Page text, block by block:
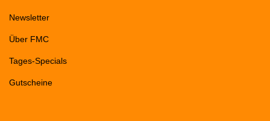
Newsletter
Über FMC
Tages-Specials
Gutscheine